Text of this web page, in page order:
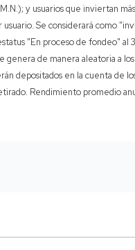
y usuarios que inviertan
Se considerará como
"En proceso de fondeo" al
genera de manera aleatoria a los
depositados en la cuenta de
Rendimiento promedio